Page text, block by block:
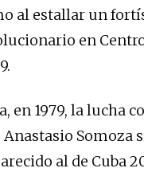
al estallar un
en
en 1979, la lucha
Somoza
al de Cuba